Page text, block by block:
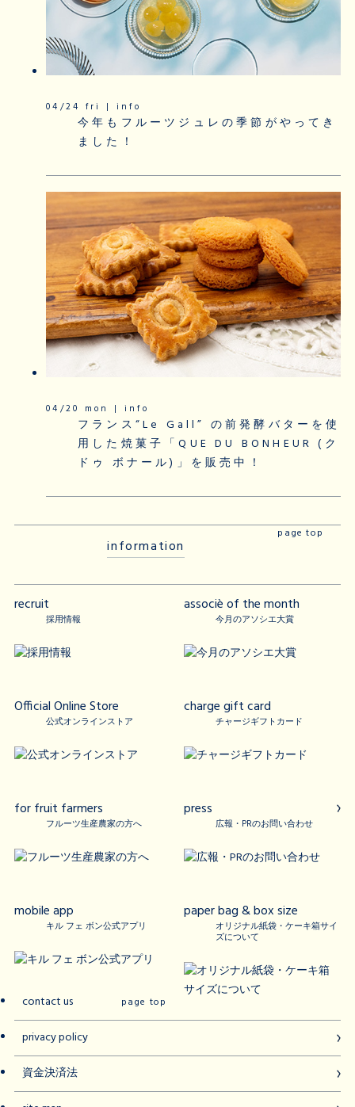
04/24 fri | info
今年もフルーツジュレの季節がやってき
ました！
04/20 mon | info
フランス“Le Gall” の前発酵バターを使
用した焼菓子「QUE DU BONHEUR (ク
ドゥ ボナール)」を販売中！
page top
information
recruit
採用情報
associè of the month
今月のアソシエ大賞
Official Online Store
公式オンラインストア
charge gift card
チャージギフトカード
for fruit farmers
フルーツ生産農家の方へ
press
広報・PRのお問い合わせ
mobile app
キル フェ ボン公式アプリ
paper bag & box size
オリジナル紙袋・ケーキ箱サイ
ズについて
page top
contact us
privacy policy
資金決済法